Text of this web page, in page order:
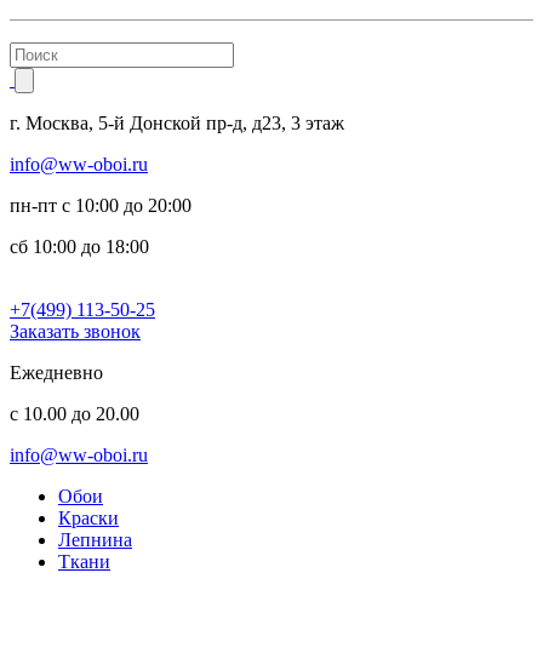
г. Москва, 5-й Донской пр-д, д23, 3 этаж
info@ww-oboi.ru
пн-пт с 10:00 до 20:00
сб 10:00 до 18:00
+7(499) 113-50-25
Заказать звонок
Ежедневно
с 10.00 до 20.00
info@ww-oboi.ru
Обои
Краски
Лепнина
Ткани